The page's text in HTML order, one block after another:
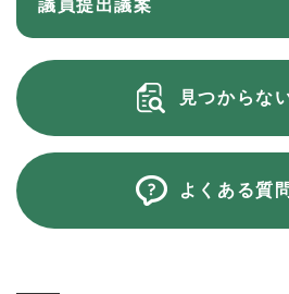
議員提出議案
見つからな
よくある質